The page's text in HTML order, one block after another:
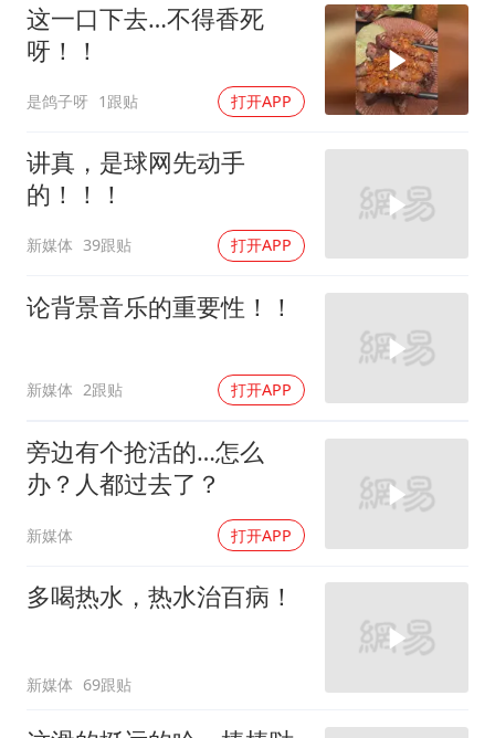
“China Cool”成海外热词
把党建设得更加坚强有力
奋进开新局 实干挑大梁
这一口下去…不得香死
呀！！
是鸽子呀 1跟贴 打开APP
讲真，是球网先动手
的！！！
新媒体 39跟贴 打开APP
论背景音乐的重要性！！
新媒体 2跟贴 打开APP
旁边有个抢活的…怎么
办？人都过去了？
新媒体 打开APP
多喝热水，热水治百病！
新媒体 69跟贴